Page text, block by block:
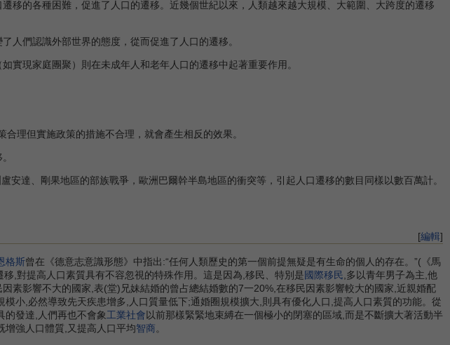
的各種困難，促進了人口的遷移。近幾個世紀以來，人類越來越大規模、大範圍、大跨度的遷移
們認識外部世界的態度，從而促進了人口的遷移。
現家庭團聚）則在未成年人和老年人口的遷移中起著重要作用。
理但實施政策的措施不合理，就會產生相反的效果。
達、剛果地區的部族戰爭，歐洲巴爾幹半島地區的衝突等，引起人口遷移的數目同樣以數百萬計。
[編輯]
格斯曾在《德意志意識形態》中指出:“任何人類歷史的第一個前提無疑是有生命的個人的存在。”(《馬
,對提高人口素質具有不容忽視的特殊作用。這是因為,移民、特別是國際移民,多以青年男子為主,他
素影響不大的國家,表(堂)兄妹結婚的曾占總結婚數的7一20%,在移民因素影響較大的國家,近親婚配
小,必然導致先天疾患增多,人口質量低下;通婚圈規模擴大,則具有優化人口,提高人口素質的功能。從
的發達,人們再也不會象工業社會以前那樣緊緊地束縛在一個極小的閉塞的區域,而是不斷擴大著活動半
增強人口體質,又提高人口平均智商。